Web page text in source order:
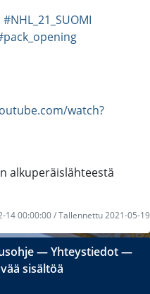
#NHL_21_SUOMI
watch?
alkuperäislähteestä
14 00:00:00 / Tallennettu 2021-05-19
―Yhteystiedot―
sisältöä